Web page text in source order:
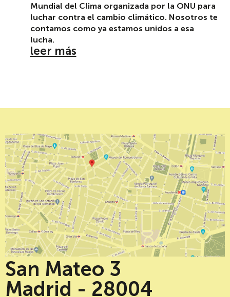
Mundial del Clima organizada por la ONU para
luchar contra el cambio climático. Nosotros te
contamos como ya estamos unidos a esa
lucha.
leer más
San Mateo 3
Madrid - 28004